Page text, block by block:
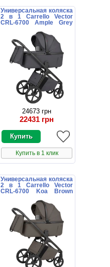
Универсальная коляска
2 в 1 Carrello Vector
CRL-6700 Ample Grey
дождевиком
24673 грн
22431 грн
Купить в 1 клик
Универсальная коляска
2 в 1 Carrello Vector
CRL-6700 Koa Brown
дождевиком